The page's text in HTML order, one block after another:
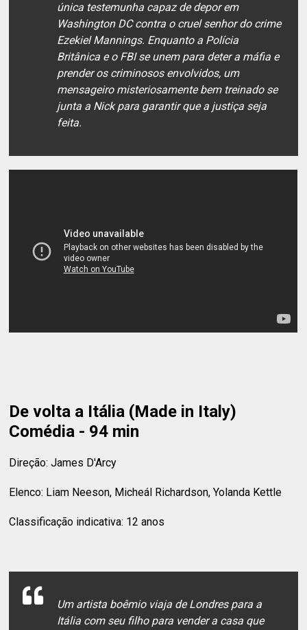
única testemunha capaz de depor em
Washington DC contra o cruel senhor do crime
Ezekiel Mannings. Enquanto a Polícia
Britânica e o FBI se unem para deter a máfia e
prender os criminosos envolvidos, um
mensageiro misteriosamente bem treinado se
junta a Nick para garantir que a justiça seja
feita.
De volta a Itália (Made in Italy)
Comédia - 94 min
Direção: James D'Arcy
Elenco: Liam Neeson, Micheál Richardson, Yolanda Kettle
Classificação indicativa: 12 anos
Um artista boêmio viaja de Londres para a
Itália com seu filho para vender a casa que